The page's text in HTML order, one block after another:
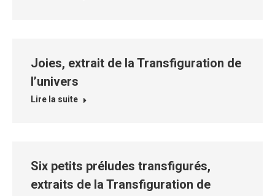
Joies, extrait de la Transfiguration de
l’univers
Lire la suite
Six petits préludes transfigurés,
extraits de la Transfiguration de